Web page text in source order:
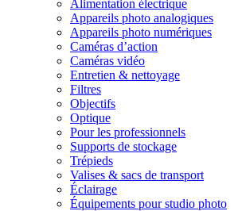
Alimentation électrique
Appareils photo analogiques
Appareils photo numériques
Caméras d’action
Caméras vidéo
Entretien & nettoyage
Filtres
Objectifs
Optique
Pour les professionnels
Supports de stockage
Trépieds
Valises & sacs de transport
Éclairage
Équipements pour studio photo